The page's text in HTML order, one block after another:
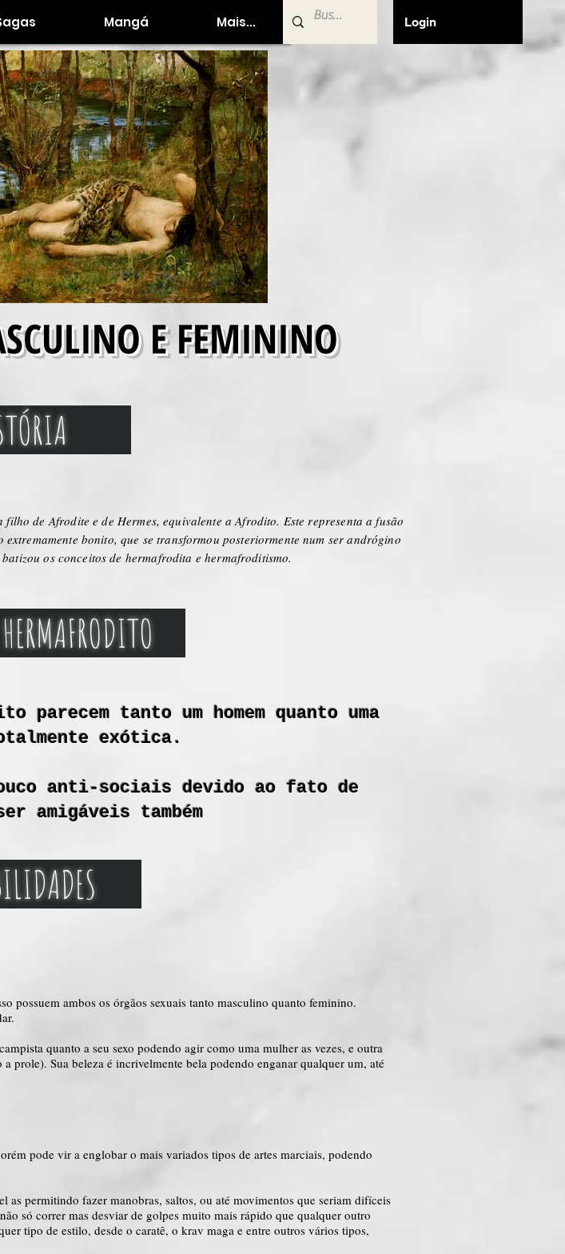
Mangá Mais... Login
E FEMININO
de Afrodite e de Hermes, equivalente a Afrodito. Este representa a fusão
bonito, que se transformou posteriormente num ser andrógino
os conceitos de hermafrodita e hermafroditismo.
tanto um homem quanto uma
exótica.
anti-sociais devido ao fato de
amigáveis também
possuem ambos os órgãos sexuais tanto masculino quanto feminino.
quanto a seu sexo podendo agir como uma mulher as vezes, e outra
prole). Sua beleza é incrivelmente bela podendo enganar qualquer um, até
pode vir a englobar o mais variados tipos de artes marciais, podendo
permitindo fazer manobras, saltos, ou até movimentos que seriam difíceis
só correr mas desviar de golpes muito mais rápido que qualquer outro
tipo de estilo, desde o caratê, o krav maga e entre outros vários tipos,